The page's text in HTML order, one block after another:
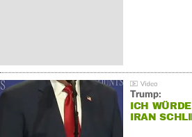
Trump:
ICH
IRAN